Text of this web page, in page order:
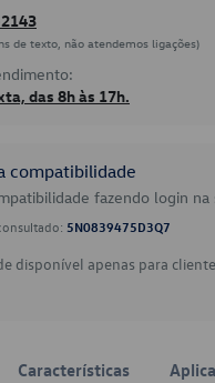
de texto, não atendemos ligações)
das 8h às 17h.
compatibilidade
fazendo login na
5N0839475D3Q7
disponível apenas para
Características